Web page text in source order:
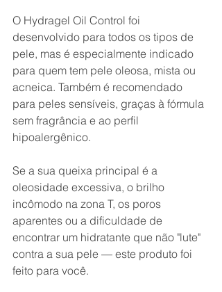
O Hydragel Oil Control foi
desenvolvido para todos os tipos de
pele, mas é especialmente indicado
para quem tem pele oleosa, mista ou
acneica. Também é recomendado
para peles sensíveis, graças à fórmula
sem fragrância e ao perfil
hipoalergênico.
Se a sua queixa principal é a
oleosidade excessiva, o brilho
incômodo na zona T, os poros
aparentes ou a dificuldade de
encontrar um hidratante que não "lute"
contra a sua pele — este produto foi
feito para você.